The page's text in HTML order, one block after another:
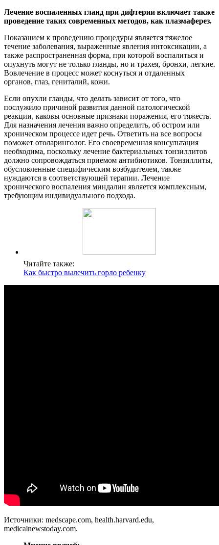
Лечение воспаленных гланд при дифтерии включает также
проведение таких современных методов, как плазмаферез.
Показанием к проведению процедуры является тяжелое
течение заболевания, выраженные явления интоксикации, а
также распространенная форма, при которой воспалиться и
опухнуть могут не только гланды, но и трахея, бронхи, легкие.
Вовлечение в процесс может коснуться и отдаленных
органов, глаз, гениталий, кожи.
Если опухли гланды, что делать зависит от того, что
послужило причиной развития данной патологической
реакции, каковы основные признаки поражения, его тяжесть.
Для назначения лечения важно определить, об остром или
хроническом процессе идет речь. Ответить на все вопросы
поможет отоларинголог. Его своевременная консультация
необходима, поскольку лечение бактериальных тонзиллитов
должно сопровождаться приемом антибиотиков. Тонзиллиты,
обусловленные специфическим возбудителем, также
нуждаются в соответствующей терапии. Лечение
хронического воспаления миндалин является комплексным,
требующим индивидуального подхода.
Читайте также:
Как быстро вылечить горло ребенку
Источники: medscape.com, health.harvard.edu,
medicalnewstoday.com.